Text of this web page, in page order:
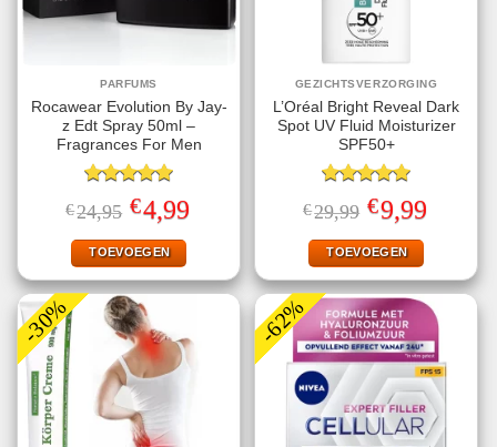
PARFUMS
Rocawear Evolution By Jay-
z Edt Spray 50ml –
Fragrances For Men
Gewaardeerd
5.00uit 5
€24,95 Oorspronkelijke
prijs
was:
€24,95.
€4,99Huidige
prijs
TOEVOEGEN
GEZICHTSVERZORGING
L’Oréal Bright Reveal Dark
Spot UV Fluid Moisturizer
SPF50+
Gewaardeerd
5.00uit 5
€29,99 Oorspronkelijke
prijs
was:
€29,99.
€9,99Huidige
prijs
TOEVOEGEN
-30% -62%